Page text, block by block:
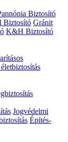
Biztosító
Biztosító Gránit
K&H Biztosító
Jogvédelmi
Építés-